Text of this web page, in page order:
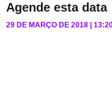
Agende esta data
29 DE MARÇO DE 2018